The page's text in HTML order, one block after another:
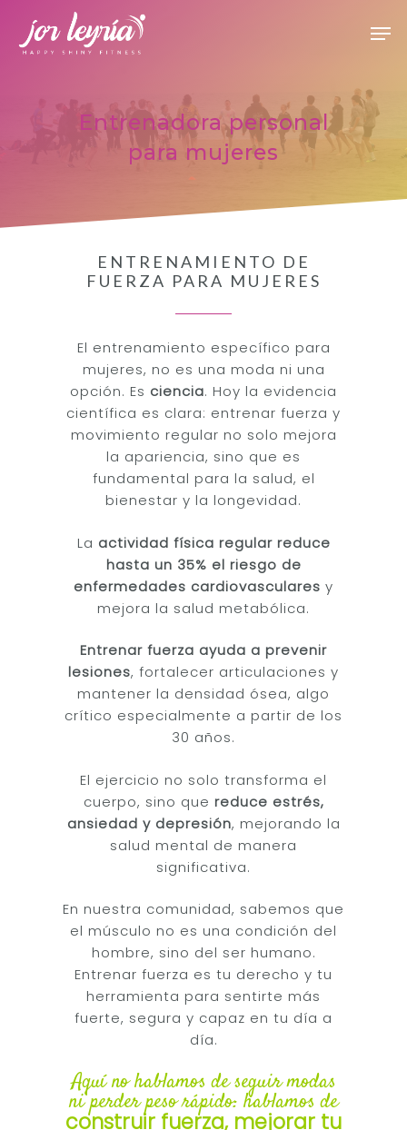
Hit enter to search or ESC to close
Entrenadora personal
para mujeres
ENTRENAMIENTO DE
FUERZA PARA MUJERES
El entrenamiento específico para
mujeres, no es una moda ni una
opción. Es ciencia. Hoy la evidencia
científica es clara: entrenar fuerza y
movimiento regular no solo mejora
la apariencia, sino que es
fundamental para la salud, el
bienestar y la longevidad.
La actividad física regular reduce
hasta un 35% el riesgo de
enfermedades cardiovasculares y
mejora la salud metabólica.
Entrenar fuerza ayuda a prevenir
lesiones, fortalecer articulaciones y
mantener la densidad ósea, algo
crítico especialmente a partir de los
30 años.
El ejercicio no solo transforma el
cuerpo, sino que reduce estrés,
ansiedad y depresión, mejorando la
salud mental de manera
significativa.
En nuestra comunidad, sabemos que
el músculo no es una condición del
hombre, sino del ser humano.
Entrenar fuerza es tu derecho y tu
herramienta para sentirte más
fuerte, segura y capaz en tu día a
día.
Aquí no hablamos de seguir modas
ni perder peso rápido: hablamos de
construir fuerza, mejorar tu